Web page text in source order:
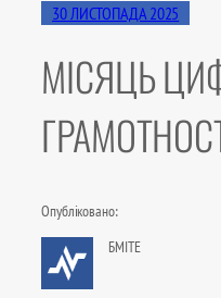
30 ЛИСТОПАДА 2025
МІСЯЦЬ
Опубліковано:
БМІТЕ